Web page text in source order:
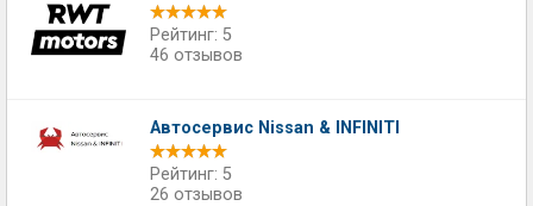
Рейтинг: 5
46 отзывов
Автосервис Nissan & INFINITI
Рейтинг: 5
26 отзывов